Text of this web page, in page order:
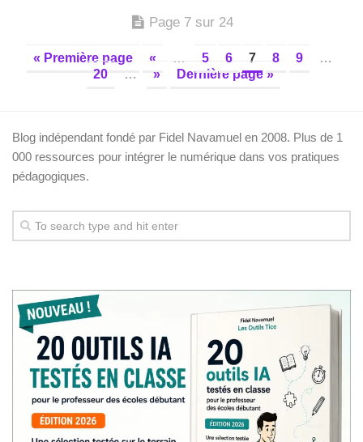
Page 7 sur 24
« Première page « 5 6 7 8 9
…
20
… » Dernière page »
Blog indépendant fondé par Fidel Navamuel en 2008. Plus de 1
000 ressources pour intégrer le numérique dans vos pratiques
pédagogiques.